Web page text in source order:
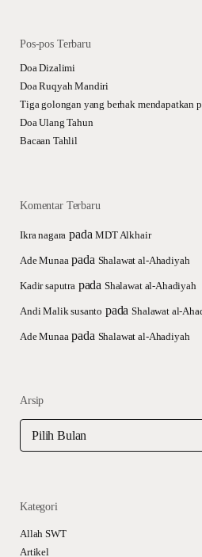
Pos-pos Terbaru
Doa Dizalimi
Doa Ruqyah Mandiri
Tiga golongan yang berhak mendapatkan
Doa Ulang Tahun
Bacaan Tahlil
Komentar Terbaru
Ikra nagara padaMDT Alkhair
Ade Munaa pada Shalawat al-Ahadiyah
Kadir saputra pada Shalawat al-Ahadiyah
Andi Malik susanto padaShalawat al-
Ade Munaa pada Shalawat al-Ahadiyah
Arsip
Kategori
Allah SWT
Artikel